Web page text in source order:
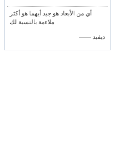
أي من الأبعاد هو جيد أيهما هو أكثر
ملاءمة بالنسبة لك
—— ديفيد